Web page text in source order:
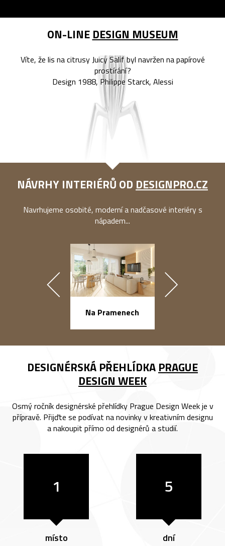
ON-LINE DESIGN MUSEUM
Víte, že lis na citrusy Juicy Salif byl navržen na papírové
prostírání?
Design 1988, Philippe Starck, Alessi
NÁVRHY INTERIÉRŮ OD DESIGNPRO.CZ
Navrhujeme osobité, moderní a nadčasové interiéry s
nápadem...
Na Pramenech
DESIGNÉRSKÁ PŘEHLÍDKA PRAGUE
DESIGN WEEK
Osmý ročník designérské přehlídky Prague Design Week je v
přípravě. Přijďte se podívat na novinky v kreativním designu
a nakoupit přímo od designérů a studií.
1
místo
5
dní